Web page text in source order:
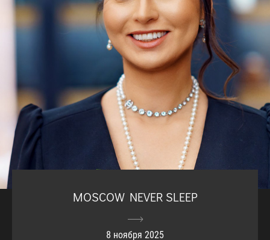
MOSCOW NEVER SLEEP
8 ноября 2025